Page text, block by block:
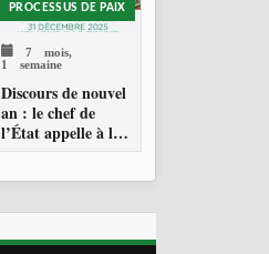
PROCESSUS DE PAIX
7 mois,
1 semaine
Discours de nouvel
an : le chef de
l’État appelle à la
consolidation en